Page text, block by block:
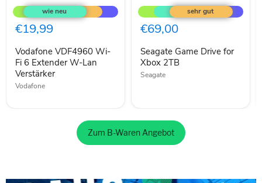
VDF4960
Wi-
Fi
6
W-
Lan
Verstärker
€19,99
Vodafone VDF4960 Wi-
Fi 6 Extender W-Lan
Verstärker
Vodafone
Game
Drive
for
Xbox
€69,00
Seagate Game Drive for
Xbox 2TB
Seagate
Zum B-Waren Angebot